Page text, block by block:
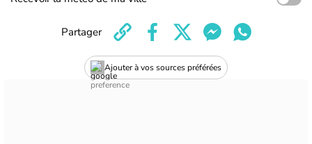
Ajouter à vos sources préférées
Partager